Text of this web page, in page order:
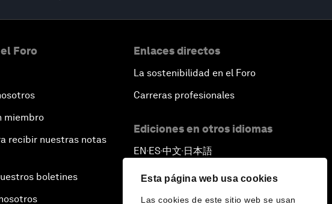
Esta página web usa cookies
Las cookies de este sitio web se usan
Foro
miembro
recibir nuestras notas
boletines
Enlaces directos
La sostenibilidad en el Foro
Carreras profesionales
Ediciones en otros idiomas
EN ▪ES▪中文▪ 日本語